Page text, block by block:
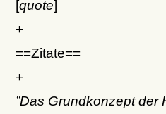
[quote]
+
==Zitate==
+
”Das Grundkonzept